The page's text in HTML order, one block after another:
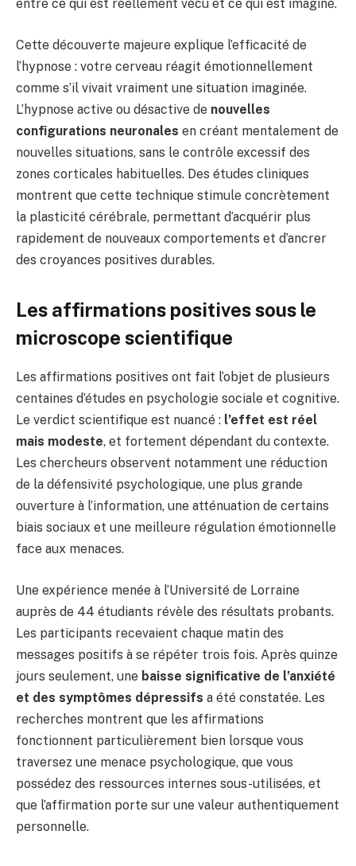
entre ce qui est réellement vécu et ce qui est imaginé.
Cette découverte majeure explique l’efficacité de
l’hypnose : votre cerveau réagit émotionnellement
comme s’il vivait vraiment une situation imaginée.
L’hypnose active ou désactive de nouvelles
configurations neuronales en créant mentalement de
nouvelles situations, sans le contrôle excessif des
zones corticales habituelles. Des études cliniques
montrent que cette technique stimule concrètement
la plasticité cérébrale, permettant d’acquérir plus
rapidement de nouveaux comportements et d’ancrer
des croyances positives durables.
Les affirmations positives sous le
microscope scientifique
Les affirmations positives ont fait l’objet de plusieurs
centaines d’études en psychologie sociale et cognitive.
Le verdict scientifique est nuancé : l’effet est réel
mais modeste, et fortement dépendant du contexte.
Les chercheurs observent notamment une réduction
de la défensivité psychologique, une plus grande
ouverture à l’information, une atténuation de certains
biais sociaux et une meilleure régulation émotionnelle
face aux menaces.
Une expérience menée à l’Université de Lorraine
auprès de 44 étudiants révèle des résultats probants.
Les participants recevaient chaque matin des
messages positifs à se répéter trois fois. Après quinze
jours seulement, une baisse significative de l’anxiété
et des symptômes dépressifs a été constatée. Les
recherches montrent que les affirmations
fonctionnent particulièrement bien lorsque vous
traversez une menace psychologique, que vous
possédez des ressources internes sous-utilisées, et
que l’affirmation porte sur une valeur authentiquement
personnelle.